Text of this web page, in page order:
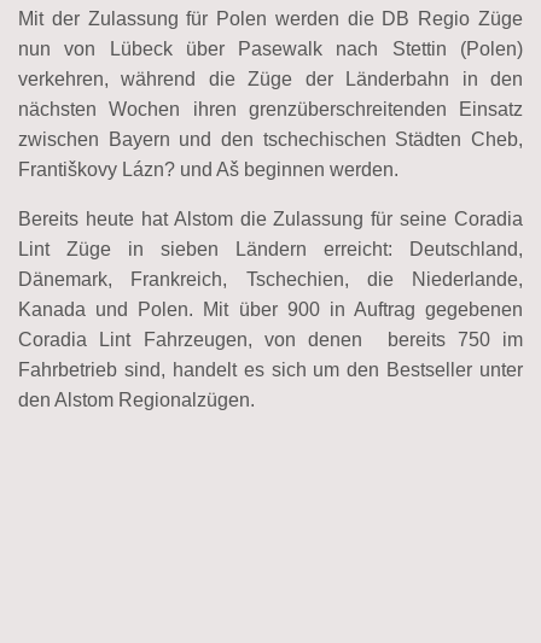
Mit der Zulassung für Polen werden die DB Regio Züge
nun von Lübeck über Pasewalk nach Stettin (Polen)
verkehren, während die Züge der Länderbahn in den
nächsten Wochen ihren grenzüberschreitenden Einsatz
zwischen Bayern und den tschechischen Städten Cheb,
Františkovy Lázn? und Aš beginnen werden.
Bereits heute hat Alstom die Zulassung für seine Coradia
Lint Züge in sieben Ländern erreicht: Deutschland,
Dänemark, Frankreich, Tschechien, die Niederlande,
Kanada und Polen. Mit über 900 in Auftrag gegebenen
Coradia Lint Fahrzeugen, von denen bereits 750 im
Fahrbetrieb sind, handelt es sich um den Bestseller unter
den Alstom Regionalzügen.